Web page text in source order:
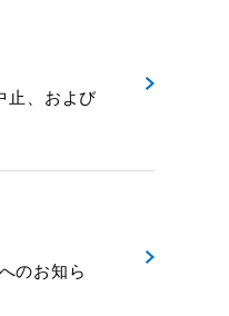
止、および
のお知ら